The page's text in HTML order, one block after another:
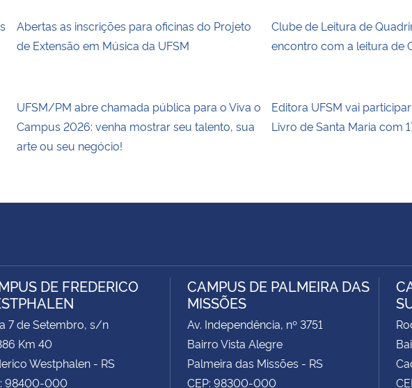
Abertas as inscrições para oficinas do Projeto
de Extensão em Música da UFSM
Clube de Leitura de
encontro com a leitura de
UFSM/PM abre chamada pública para o Viva o
Campus 2026: venha mostrar seu talento, sua
arte ou seu negócio!
Editora UFSM vai
Livro de Santa Maria com
DE FREDERICO
7 de Setembro, s/n
Km 40
Westphalen - RS
98400-000
CAMPUS DE PALMEIRA DAS
MISSÕES
Av. Independência, nº 3751
Bairro Vista Alegre
Palmeira das Missões - RS
CEP: 98300-000